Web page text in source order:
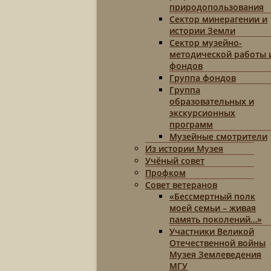
природопользования
Сектор минерагении и
истории Земли
Сектор музейно-
методической работы
фондов
Группа фондов
Группа
образовательных и
экскурсионных
программ
Музейные смотрители
Из истории Музея
Учёный совет
Профком
Совет ветеранов
«Бессмертный полк
моей семьи – живая
память поколений…»
Участники Великой
Отечественной войны
Музея Землеведения
МГУ